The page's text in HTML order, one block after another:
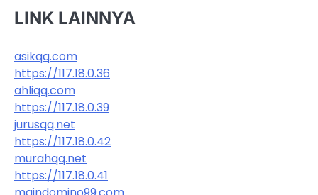
LINK LAINNYA
asikqq.com
https://117.18.0.36
ahliqq.com
https://117.18.0.39
jurusqq.net
https://117.18.0.42
murahqq.net
https://117.18.0.41